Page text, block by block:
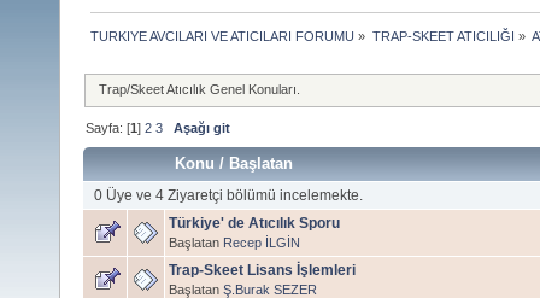
TURKIYE AVCILARI VE ATICILARI FORUMU » TRAP-SKEET ATICILIĞI »
Trap/Skeet Atıcılık Genel Konuları.
Sayfa: [1]2 3 Aşağı git
Konu / Başlatan
0 Üye ve 4 Ziyaretçi bölümü incelemekte.
Türkiye' de Atıcılık Sporu
Başlatan Recep İLGİN
Trap-Skeet Lisans İşlemleri
Başlatan Ş.Burak SEZER